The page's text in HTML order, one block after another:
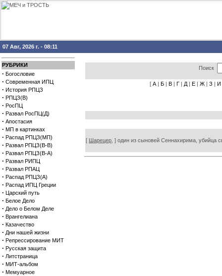
07 Авг, 2026 г. - 08:11
РУБРИКИ
· Богословие
· Современная ИПЦ
· История РПЦЗ
· РПЦЗ(В)
· РосПЦ
· Развал РосПЦ(Д)
· Апостасия
· МП в картинках
· Распад РПЦЗ(МП)
· Развал РПЦЗ(В-В)
· Развал РПЦЗ(В-А)
· Развал РИПЦ
· Развал РПАЦ
· Распад РПЦЗ(А)
· Распад ИПЦ Греции
· Царский путь
· Белое Дело
· Дело о Белом Деле
· Врангелиана
· Казачество
· Дни нашей жизни
· Репрессирование МИТ
· Русская защита
· Литстраница
· МИТ-альбом
· Мемуарное
Поиск
[ А | Б | В | Г | Д | Е | Ж | З | И
[ Шарецер, ] один из сыновей Сеннахирима, убийца